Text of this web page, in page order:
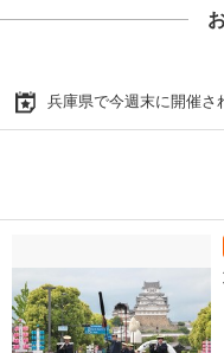
兵庫県で今週末に開催さ